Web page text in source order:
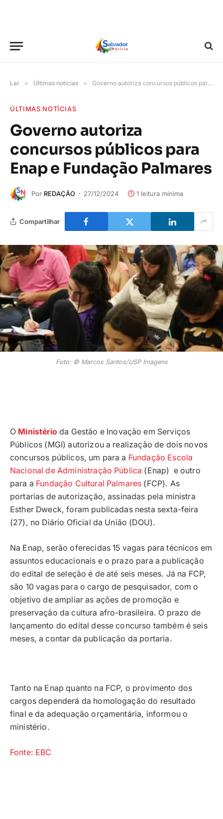
Lar » Últimas notícias » Governo autoriza concursos públicos para Enap e Fundação Palmares
ÚLTIMAS NOTÍCIAS
Governo autoriza
concursos públicos para
Enap e Fundação Palmares
Por REDAÇÃO 27/12/2024 1 leitura mínima
Compartilhar
Foto: © Marcos Santos/USP Imagens
O Ministério da Gestão e Inovação em Serviços
Públicos (MGI) autorizou a realização de dois novos
concursos públicos, um para a Fundação Escola
Nacional de Administração Pública (Enap) e outro
para a Fundação Cultural Palmares (FCP). As
portarias de autorização, assinadas pela ministra
Esther Dweck, foram publicadas nesta sexta-feira
(27), no Diário Oficial da União (DOU).
Na Enap, serão oferecidas 15 vagas para técnicos em
assuntos educacionais e o prazo para a publicação
do edital de seleção é de até seis meses. Já na FCP,
são 10 vagas para o cargo de pesquisador, com o
objetivo de ampliar as ações de promoção e
preservação da cultura afro-brasileira. O prazo de
lançamento do edital desse concurso também é seis
meses, a contar da publicação da portaria.
Tanto na Enap quanto na FCP, o provimento dos
cargos dependerá da homologação do resultado
final e da adequação orçamentária, informou o
ministério.
Fonte: EBC